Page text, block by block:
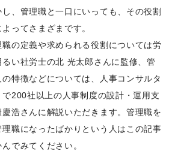
、管理職と一口にいっても、その役割
ってさまざまです。
の定義や求められる役割については労
い社労士の北 光太郎さんに監修、管
特徴などについては、人事コンサルタ
で200社以上の人事制度の設計・運用支
浩さんに解説いただきます。管理職を
職になったばかりという人はこの記事
でみてください。